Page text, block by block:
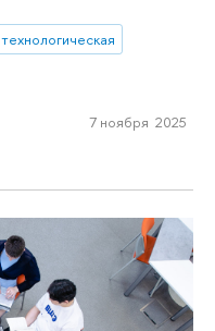
7 ноября 2025